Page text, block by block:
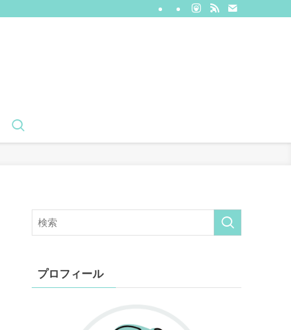
プロフィール